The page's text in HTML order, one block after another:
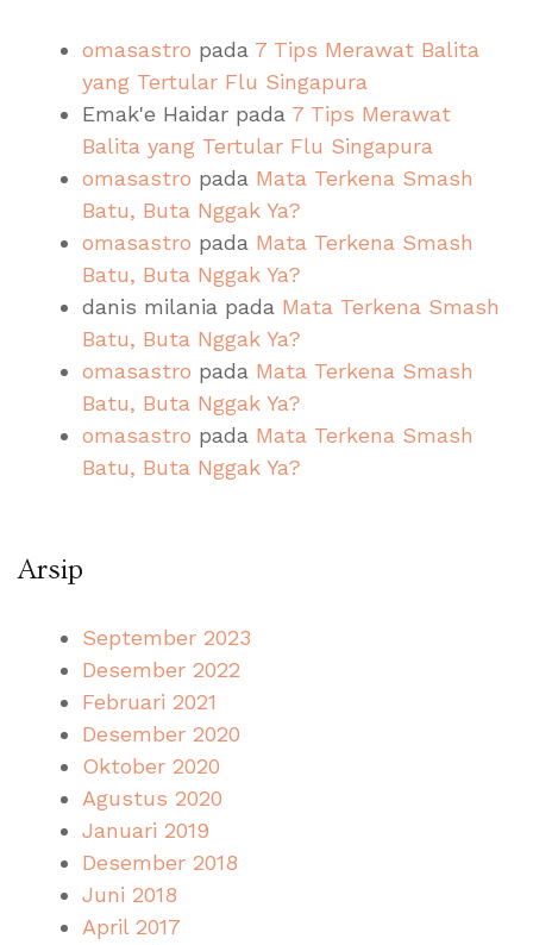
omasastro pada 7 Tips Merawat Balita
yang Tertular Flu Singapura
Emak'e Haidar pada 7 Tips Merawat
Balita yang Tertular Flu Singapura
omasastro pada Mata Terkena Smash
Batu, Buta Nggak Ya?
omasastro pada Mata Terkena Smash
Batu, Buta Nggak Ya?
danis milania pada Mata Terkena Smash
Batu, Buta Nggak Ya?
omasastro pada Mata Terkena Smash
Batu, Buta Nggak Ya?
omasastro pada Mata Terkena Smash
Batu, Buta Nggak Ya?
Arsip
September 2023
Desember 2022
Februari 2021
Desember 2020
Oktober 2020
Agustus 2020
Januari 2019
Desember 2018
Juni 2018
April 2017